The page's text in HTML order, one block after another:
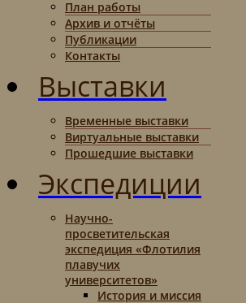
План работы
Архив и отчёты
Публикации
Контакты
Выставки
Временные выставки
Виртуальные выставки
Прошедшие выставки
Экспедиции
Научно-
просветительская
экспедиция «Флотилия
плавучих
университетов»
История и миссия